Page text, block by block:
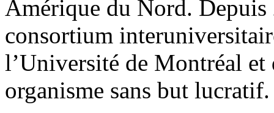
Amérique du Nord.
consortium
l’Université de Montréal
organisme sans but lucratif.